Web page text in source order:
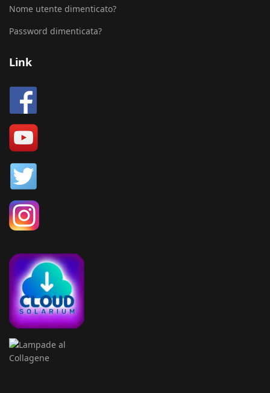
Nome utente dimenticato?
Password dimenticata?
Link